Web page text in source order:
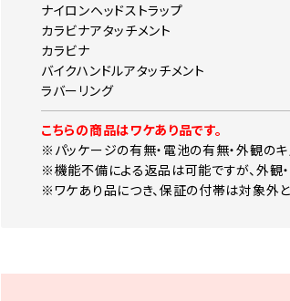
ナイロンヘッドストラップ
カラビナアタッチメント
カラビナ
バイクハンドルアタッチメント
ラバーリング
こちらの商品はワケあり品です。
※パッケージの有無・電池の有無・外観の
※機能不備による返品は可能ですが、外観
※ワケあり品につき、保証の付帯は対象外と